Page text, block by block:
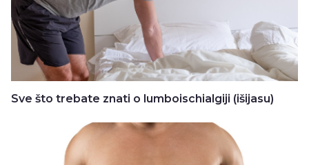
Sve što trebate znati o lumboischialgiji (išijasu)